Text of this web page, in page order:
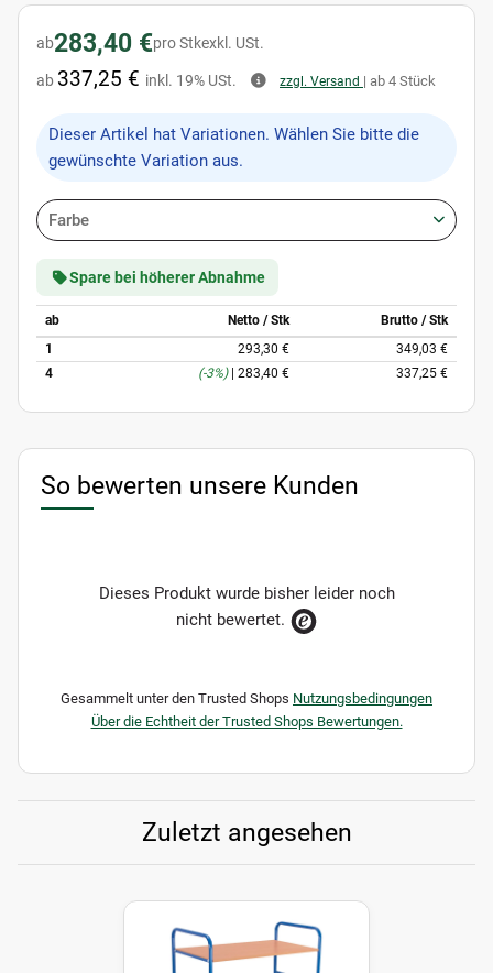
ab283,40 €pro Stkexkl. USt.
ab 337,25 € inkl. 19% USt. zzgl. Versand | ab 4 Stück
xDieser Artikel hat Variationen. Wählen Sie bitte die
gewünschte Variation aus.
Farbe
Spare bei höherer Abnahme
ab Netto / Stk
Brutto / Stk
1
293,30 €
349,03 €
4
(-3%) 283,40 € 337,25 €
So bewerten unsere Kunden
Dieses Produkt wurde bisher leider noch
nicht bewertet.
Gesammelt unter den Trusted Shops Nutzungsbedingungen
Über die Echtheit der Trusted Shops Bewertungen.
Zuletzt angesehen